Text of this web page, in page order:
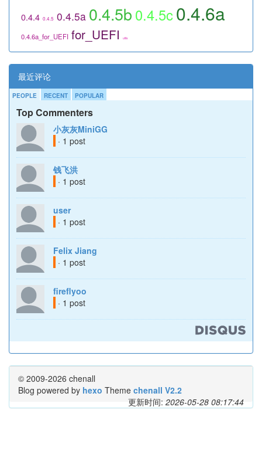
0.4.4 0.4.5 0.4.5a 0.4.5b 0.4.5c0.4.6a
0.4.6a_for_UEFI for_UEFI utils
最近评论
PEOPLE RECENT POPULAR
Top Commenters
小灰灰MiniGG
· 1 post
钱飞洪
· 1 post
user
· 1 post
Felix Jiang
· 1 post
fireflyoo
· 1 post
© 2009-2026 chenall
Blog powered by hexo Theme chenall V2.2
更新时间: 2026-05-28 08:17:44